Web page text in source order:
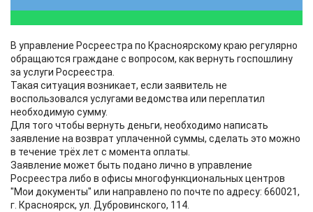
В управление Росреестра по Красноярскому краю регулярно
обращаются граждане с вопросом, как вернуть госпошлину
за услуги Росреестра.
Такая ситуация возникает, если заявитель не
воспользовался услугами ведомства или переплатил
необходимую сумму.
Для того чтобы вернуть деньги, необходимо написать
заявление на возврат уплаченной суммы, сделать это можно
в течение трёх лет с момента оплаты.
Заявление может быть подано лично в управление
Росреестра либо в офисы многофункциональных центров
"Мои документы" или направлено по почте по адресу: 660021,
г. Красноярск, ул. Дубровинского, 114.